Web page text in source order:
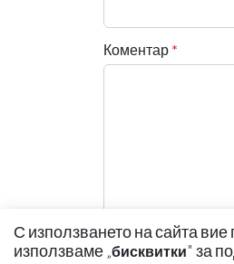
Коментар *
С използването на сайта вие
използваме „бисквитки" за